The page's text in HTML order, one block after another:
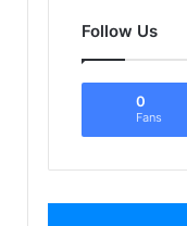
Follow Us
0
Fans